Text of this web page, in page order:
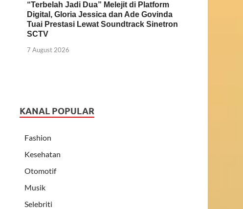
“Terbelah Jadi Dua” Melejit di Platform
Digital, Gloria Jessica dan Ade Govinda
Tuai Prestasi Lewat Soundtrack Sinetron
SCTV
7 August 2026
KANAL POPULAR
Fashion
Kesehatan
Otomotif
Musik
Selebriti